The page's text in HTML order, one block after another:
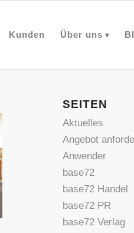
Kunden Über uns
SEITEN
Aktuelles
Angebot
Anwender
base72
base72 Handel
base72 PR
base72 Verlag